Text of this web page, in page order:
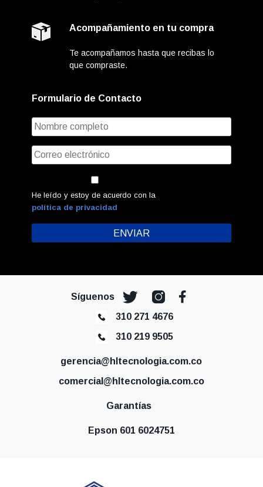
Acompañamiento en tu compra
Te acompañamos hasta que recibas lo
que compraste.
Formulario de Contacto
He leído y estoy de acuerdo con la
política de privacidad
Síguenos
310 271 4676
310 219 9505
gerencia@hltecnologia.com.co
comercial@hltecnologia.com.co
Garantías
Epson 601 6024751